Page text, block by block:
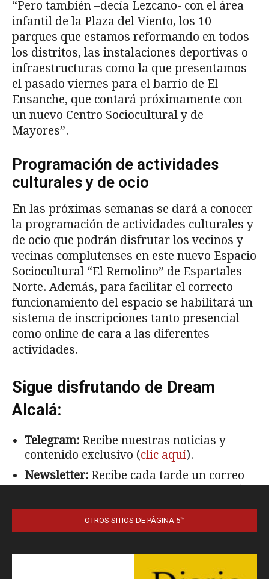
OTROS SITIOS DE PÁGINA 5™